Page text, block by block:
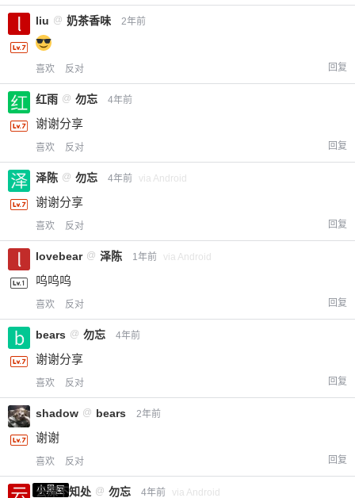
liu @ 奶茶香味 2年前
喜欢 反对 回复
红雨 @ 勿忘 4年前
谢谢分享
喜欢 反对 回复
泽陈 @ 勿忘 4年前 via Android
谢谢分享
喜欢 反对 回复
lovebear @ 泽陈 1年前 via Android
呜呜呜
喜欢 反对 回复
bears @ 勿忘 4年前
谢谢分享
喜欢 反对 回复
shadow @ bears 2年前
谢谢
喜欢 反对 回复
小黑屋
云深不知处 @ 勿忘 4年前 via Android